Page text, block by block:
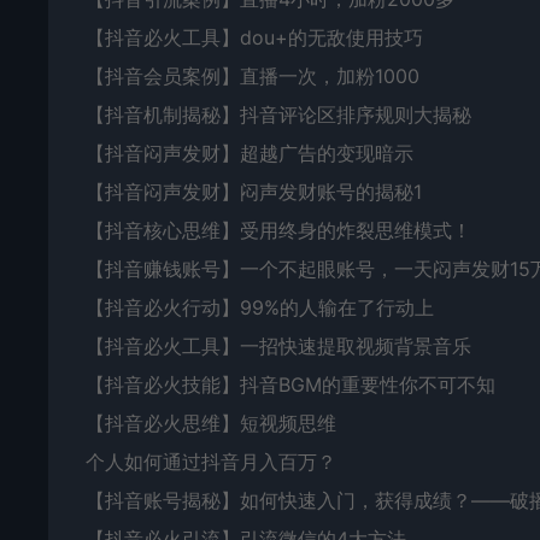
【抖音必火工具】dou+的无敌使用技巧
【抖音会员案例】直播一次，加粉1000
【抖音机制揭秘】抖音评论区排序规则大揭秘
【抖音闷声发财】超越广告的变现暗示
【抖音闷声发财】闷声发财账号的揭秘1
【抖音核心思维】受用终身的炸裂思维模式！
【抖音赚钱账号】一个不起眼账号，一天闷声发财15
【抖音必火行动】99%的人输在了行动上
【抖音必火工具】一招快速提取视频背景音乐
【抖音必火技能】抖音BGM的重要性你不可不知
【抖音必火思维】短视频思维
个人如何通过抖音月入百万？
【抖音账号揭秘】如何快速入门，获得成绩？——破